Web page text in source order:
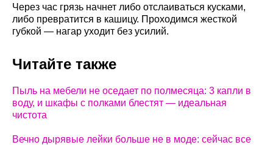
Через час грязь начнет либо отслаиваться кусками,
либо превратится в кашицу. Проходимся жесткой
губкой — нагар уходит без усилий.
Читайте также
Пыль на мебели не оседает по полмесяца: 3 капли в
воду, и шкафы с полками блестят — идеальная
чистота
Вечно дырявые лейки больше не в моде: сейчас все